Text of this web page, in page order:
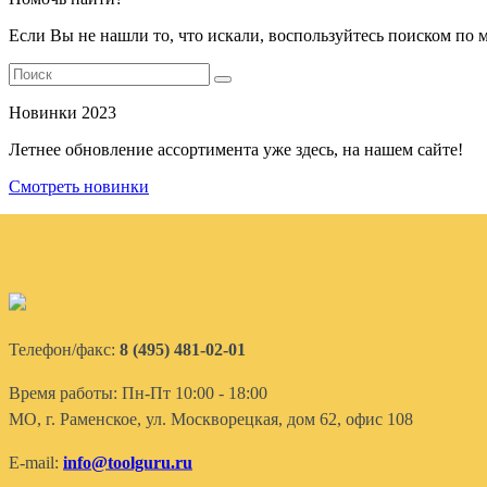
Если Вы не нашли то, что искали, воспользуйтесь поиском по
Новинки 2023
Летнее обновление ассортимента уже здесь, на нашем сайте!
Смотреть новинки
Телефон/факс: 8 (495) 481-02-01
Время работы: Пн-Пт 10:00 - 18:00
МО, г. Раменское, ул. Москворецкая, дом 62, офис 108
E-mail: info@toolguru.ru